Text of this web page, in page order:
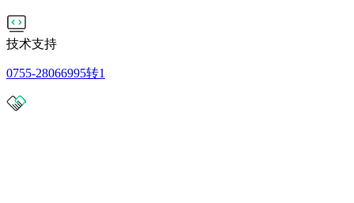
技术支持
0755-28066995转1